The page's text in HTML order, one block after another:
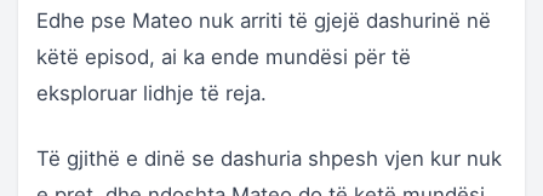
Edhe pse Mateo nuk arriti të gjejë dashurinë në
këtë episod, ai ka ende mundësi për të
eksploruar lidhje të reja.
Të gjithë e dinë se dashuria shpesh vjen kur nuk